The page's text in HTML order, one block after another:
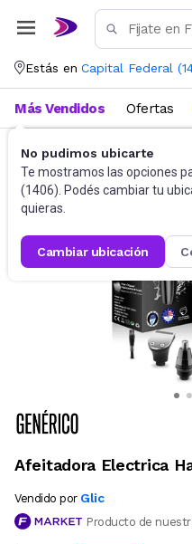
Estás en Capital Federal (
No pudimos ubicarte
Te mostramos las opciones
(1406). Podés cambiar tu
quieras.
cambiar ubicación
Más Vendidos Ofertas
Barbería Afeitadoras
Afeitadora Electrica
Vendido por Glic
Producto de